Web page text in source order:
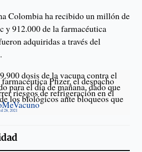
Colombia ha recibido un millón de
y 912.000 de la farmacéutica
adquiridas a través del
dosis de la vacuna contra el
Pfizer, el despacho
para el día de mañana, dado que
riesgos de refrigeración en el
los biológicos ante bloqueos que
28, 2021